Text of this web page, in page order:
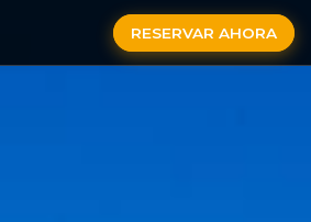
RESERVAR AHORA